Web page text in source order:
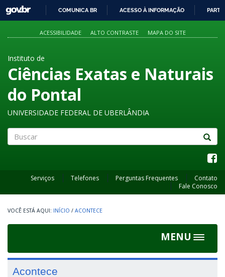
PARA
O
GOVBR
COMUNICA BR ACESSO À INFORMAÇÃO
ACESSIBILIDADE ALTO CONTRASTE MAPA DO SITE
Instituto de
Ciências Exatas e Naturais
do Pontal
UNIVERSIDADE FEDERAL DE UBERLÂNDIA
Serviços Telefones Perguntas Frequentes
Contato
Fale Conosco
INÍCIO / ACONTECE
MENU
Toggle
Acontece